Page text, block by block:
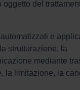
del
e
strutturazione, la
mediante
la limitazione, la